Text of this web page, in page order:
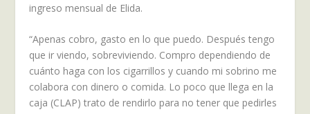
ingreso mensual de Elida.
“Apenas cobro, gasto en lo que puedo. Después tengo
que ir viendo, sobreviviendo. Compro dependiendo de
cuánto haga con los cigarrillos y cuando mi sobrino me
colabora con dinero o comida. Lo poco que llega en la
caja (CLAP) trato de rendirlo para no tener que pedirles